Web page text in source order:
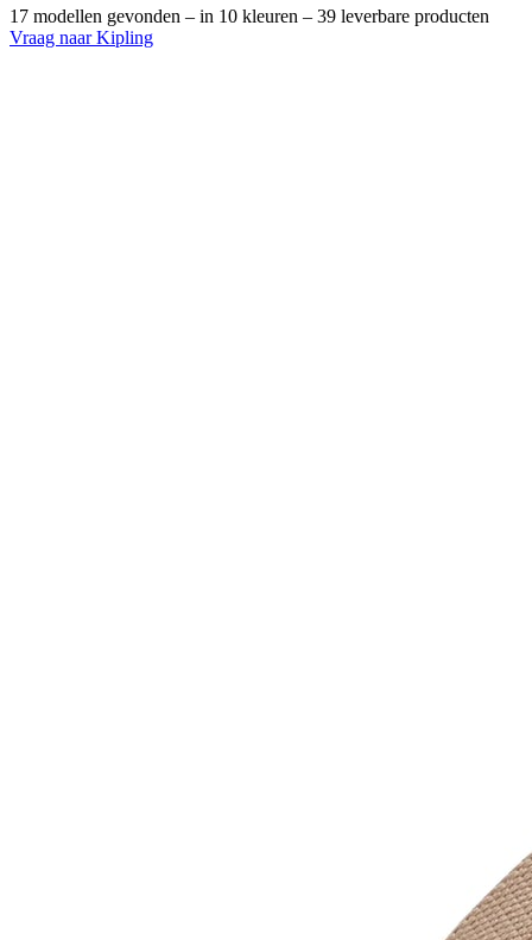
17 modellen gevonden – in 10 kleuren – 39 leverbare producten
Vraag naar Kipling